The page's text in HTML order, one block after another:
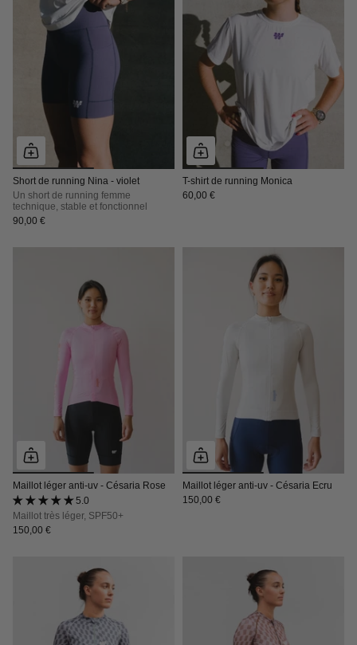
Short de running Nina - violet
Un short de running femme
technique, stable et fonctionnel
90,00 €
T-shirt de running Monica
60,00 €
Maillot léger anti-uv - Césaria Rose
5.0 (1 avis)
Maillot très léger, SPF50+
150,00 €
Maillot léger anti-uv - Césaria Ecru
150,00 €